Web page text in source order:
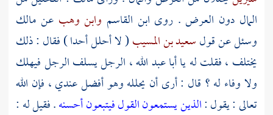
المال دون العرض . روى ابن القاسم وابن وهبعن مالك
وسئل عن قولسعيد بن المسيب( لا أحلل أحدا ) فقال : ذلك
يختلف ، فقلت له ياأبا عبد الله، الرجل يسلف الرجل فيهلك
ولا وفاء له ؟ قال : أرى أن يحلله وهو أفضل عندي ، فإن الله
تعالى : يقول :الذين يستمعون القول فيتبعون أحسنه. فقيل له :